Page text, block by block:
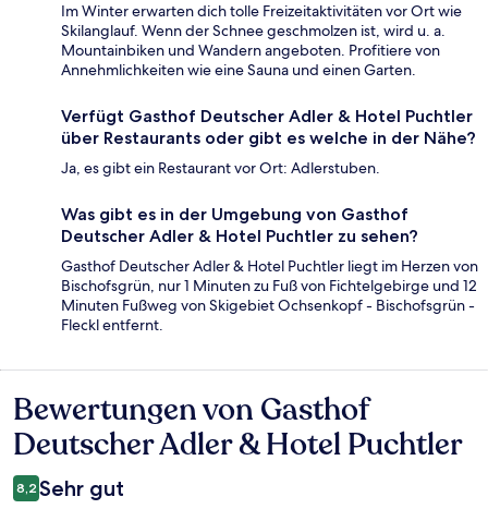
Im Winter erwarten dich tolle Freizeitaktivitäten vor Ort wie
Skilanglauf. Wenn der Schnee geschmolzen ist, wird u. a.
Mountainbiken und Wandern angeboten. Profitiere von
Annehmlichkeiten wie eine Sauna und einen Garten.
Verfügt Gasthof Deutscher Adler & Hotel Puchtler
über Restaurants oder gibt es welche in der Nähe?
Ja, es gibt ein Restaurant vor Ort: Adlerstuben.
Was gibt es in der Umgebung von Gasthof
Deutscher Adler & Hotel Puchtler zu sehen?
Gasthof Deutscher Adler & Hotel Puchtler liegt im Herzen von
Bischofsgrün, nur 1 Minuten zu Fuß von Fichtelgebirge und 12
Minuten Fußweg von Skigebiet Ochsenkopf - Bischofsgrün -
Fleckl entfernt.
Bewertungen
Bewertungen von Gasthof
Deutscher Adler & Hotel Puchtler
8,2 Sehr gut